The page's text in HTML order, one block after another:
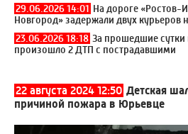
29.06.2026 14:01 На дороге
Новгород» задержали двух курьеров
23.06.2026 18:18 За прошедшие сутки
произошло 2 ДТП с пострадавшими
22 августа 2024 12:50 Детская
причиной пожара в Юрьевце